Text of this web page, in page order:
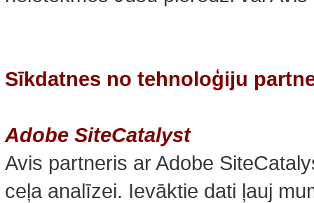
Sīkdatnes no tehnoloģiju
Adobe SiteCatalyst
Avis partneris ar Adobe
ceļa analīzei. Ievāktie dati ļauj